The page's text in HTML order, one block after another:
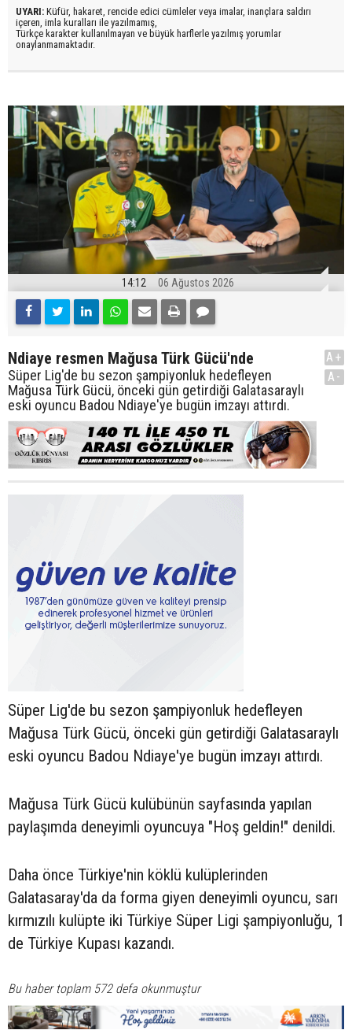
UYARI: Küfür, hakaret, rencide edici cümleler veya imalar, inançlara saldırı
içeren, imla kuralları ile yazılmamış,
Türkçe karakter kullanılmayan ve büyük harflerle yazılmış yorumlar
onaylanmamaktadır.
14:12 06 Ağustos 2026
Ndiaye resmen Mağusa Türk Gücü'nde
Süper Lig'de bu sezon şampiyonluk hedefleyen
Mağusa Türk Gücü, önceki gün getirdiği Galatasaraylı
eski oyuncu Badou Ndiaye'ye bugün imzayı attırdı.
A+
A-
Süper Lig'de bu sezon şampiyonluk hedefleyen
Mağusa Türk Gücü, önceki gün getirdiği Galatasaraylı
eski oyuncu Badou Ndiaye'ye bugün imzayı attırdı.
Mağusa Türk Gücü kulübünün sayfasında yapılan
paylaşımda deneyimli oyuncuya "Hoş geldin!" denildi.
Daha önce Türkiye'nin köklü kulüplerinden
Galatasaray'da da forma giyen deneyimli oyuncu, sarı
kırmızılı kulüpte iki Türkiye Süper Ligi şampiyonluğu, 1
de Türkiye Kupası kazandı.
Bu haber toplam 572 defa okunmuştur